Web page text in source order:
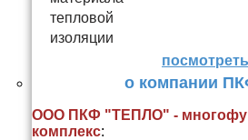
о компании
ООО ПКФ "ТЕПЛО" -
комплекс: